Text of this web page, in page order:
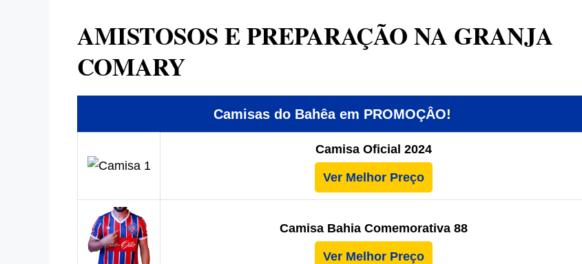
AMISTOSOS E PREPARAÇÃO NA GRANJA
COMARY
Camisas do Bahêa em PROMOÇÂO!
Camisa Oficial 2024
Ver Melhor Preço
Camisa Bahia Comemorativa 88
Ver Melhor Preço